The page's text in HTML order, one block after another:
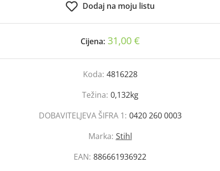
Dodaj na moju listu
Cijena: 31,00 €
Koda: 4816228
Težina: 0,132kg
DOBAVITELJEVA ŠIFRA 1: 0420 260 0003
Marka: Stihl
EAN: 886661936922